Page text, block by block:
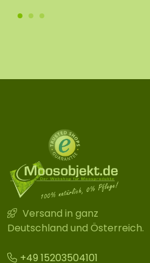
Versand in ganz
Deutschland und Österreich.
+49 15203504101